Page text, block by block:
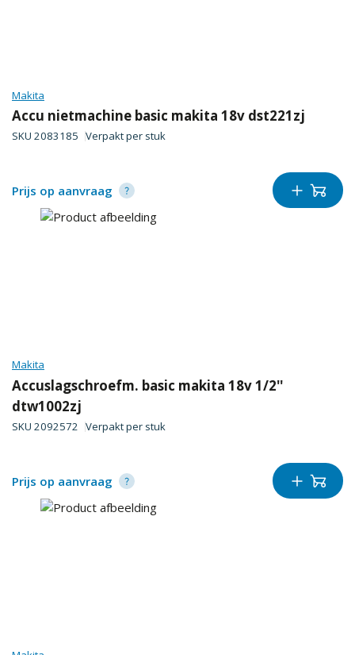
Makita
Accu nietmachine basic makita 18v dst221zj
SKU 2083185 Verpakt per stuk
Prijs op aanvraag
Makita
Accuslagschroefm. basic makita 18v 1/2''
dtw1002zj
SKU 2092572 Verpakt per stuk
Prijs op aanvraag